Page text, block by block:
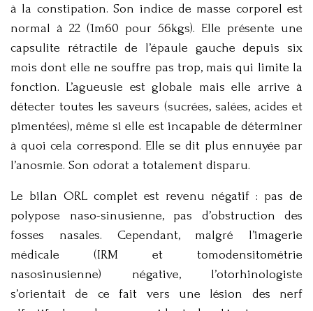
à la constipation. Son indice de masse corporel est
normal à 22 (1m60 pour 56kgs). Elle présente une
capsulite rétractile de l’épaule gauche depuis six
mois dont elle ne souffre pas trop, mais qui limite la
fonction. L’agueusie est globale mais elle arrive à
détecter toutes les saveurs (sucrées, salées, acides et
pimentées), même si elle est incapable de déterminer
à quoi cela correspond. Elle se dit plus ennuyée par
l’anosmie. Son odorat a totalement disparu.
Le bilan ORL complet est revenu négatif : pas de
polypose naso-sinusienne, pas d’obstruction des
fosses nasales. Cependant, malgré l’imagerie
médicale (IRM et tomodensitométrie
nasosinusienne) négative, l’otorhinologiste
s’orientait de ce fait vers une lésion des nerf